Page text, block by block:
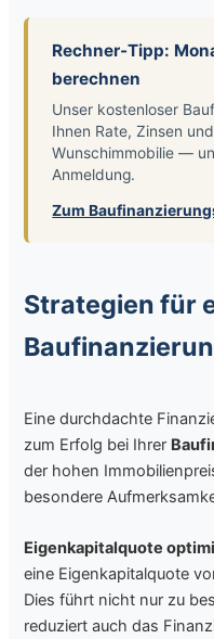
Rechner-Tipp:
berechnen
Unser kostenloser
Ihnen Rate, Zinsen
Wunschimmobilie —
Anmeldung.
Zum
Strategien für
Eine durchdachte
zum Erfolg bei Ihrer
der hohen
besondere
Eigenkapitalquote
eine Eigenkapitalquote
Dies führt nicht nur zu
reduziert auch das